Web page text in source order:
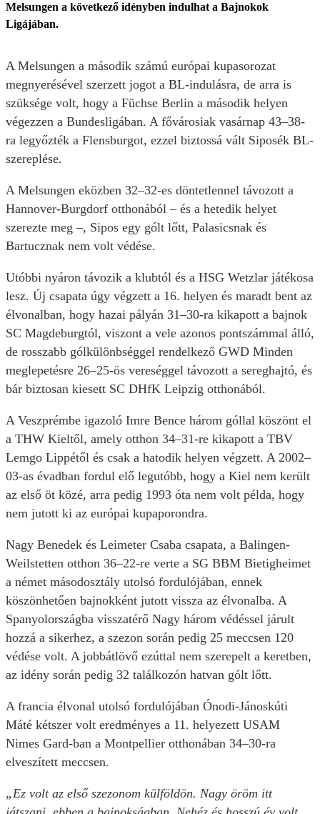
Melsungen a következő idényben indulhat a Bajnokok
Ligájában.
A Melsungen a második számú európai kupasorozat
megnyerésével szerzett jogot a BL-indulásra, de arra is
szüksége volt, hogy a Füchse Berlin a második helyen
végezzen a Bundesligában. A fővárosiak vasárnap 43–38-
ra legyőzték a Flensburgot, ezzel biztossá vált Siposék BL-
szereplése.
A Melsungen eközben 32–32-es döntetlennel távozott a
Hannover-Burgdorf otthonából – és a hetedik helyet
szerezte meg –, Sipos egy gólt lőtt, Palasicsnak és
Bartucznak nem volt védése.
Utóbbi nyáron távozik a klubtól és a HSG Wetzlar játékosa
lesz. Új csapata úgy végzett a 16. helyen és maradt bent az
élvonalban, hogy hazai pályán 31–30-ra kikapott a bajnok
SC Magdeburgtól, viszont a vele azonos pontszámmal álló,
de rosszabb gólkülönbséggel rendelkező GWD Minden
meglepetésre 26–25-ös vereséggel távozott a sereghajtó, és
bár biztosan kiesett SC DHfK Leipzig otthonából.
A Veszprémbe igazoló Imre Bence három góllal köszönt el
a THW Kieltől, amely otthon 34–31-re kikapott a TBV
Lemgo Lippétől és csak a hatodik helyen végzett. A 2002–
03-as évadban fordul elő legutóbb, hogy a Kiel nem került
az első öt közé, arra pedig 1993 óta nem volt példa, hogy
nem jutott ki az európai kupaporondra.
Nagy Benedek és Leimeter Csaba csapata, a Balingen-
Weilstetten otthon 36–22-re verte a SG BBM Bietigheimet
a német másodosztály utolsó fordulójában, ennek
köszönhetően bajnokként jutott vissza az élvonalba. A
Spanyolországba visszatérő Nagy három védéssel járult
hozzá a sikerhez, a szezon során pedig 25 meccsen 120
védése volt. A jobbátlövő ezúttal nem szerepelt a keretben,
az idény során pedig 32 találkozón hatvan gólt lőtt.
A francia élvonal utolsó fordulójában Ónodi-Jánoskúti
Máté kétszer volt eredményes a 11. helyezett USAM
Nimes Gard-ban a Montpellier otthonában 34–30-ra
elveszített meccsen.
„Ez volt az első szezonom külföldön. Nagy öröm itt